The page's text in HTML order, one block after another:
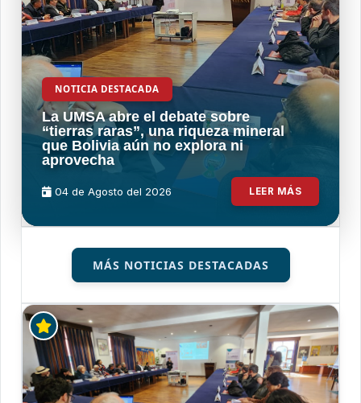
NOTICIA DESTACADA
La UMSA abre el debate sobre
“tierras raras”, una riqueza mineral
que Bolivia aún no explora ni
aprovecha
04 de Agosto del 2026 LEER MÁS
MÁS NOTICIAS DESTACADAS